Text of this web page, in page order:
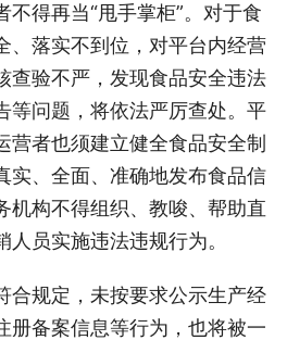
不得再当“甩手掌柜”。对于食
、落实不到位，对平台内经营
查验不严，发现食品安全违法
等问题，将依法严厉查处。平
营者也须建立健全食品安全制
实、全面、准确地发布食品信
机构不得组织、教唆、帮助直
员实施违法违规行为。
合规定，未按要求公示生产经
册备案信息等行为，也将被一